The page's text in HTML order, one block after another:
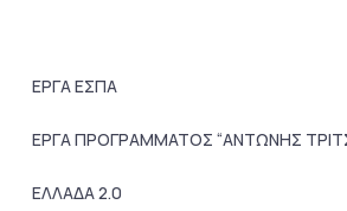
ΕΡΓΑ ΕΣΠΑ
ΕΡΓΑ ΠΡΟΓΡΑΜΜΑΤΟΣ “ΑΝΤΩΝΗΣ
ΕΛΛΑΔΑ 2.0